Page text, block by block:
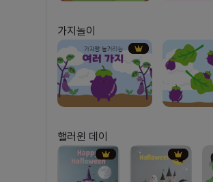
가지놀이
핼러윈 데이